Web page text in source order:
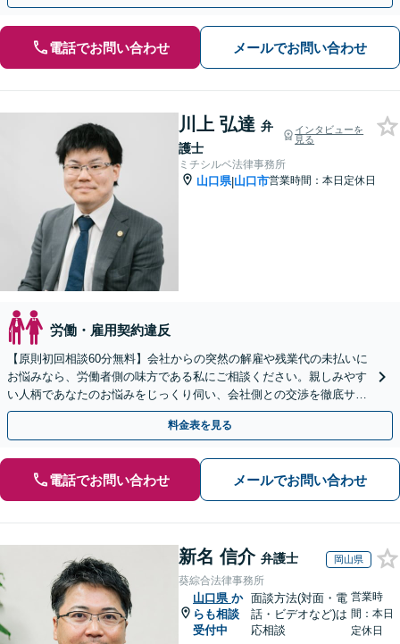
電話でお問い合わせ メールでお問い合わせ
川上 弘達 弁
護士
インタビューを
見る
ミチシルベ法律事務所
山口県|山口市営業時間：本日定休日
労働・雇用契約違反
【原則初回相談60分無料】会社からの突然の解雇や残業代の未払いに
お悩みなら、労働者側の味方である私にご相談ください。親しみやす
い人柄であなたのお悩みをじっくり伺い、会社側との交渉を徹底サポ
ートします。【web面談可能】
料金表を見る
電話でお問い合わせ メールでお問い合わせ
新名 信介 弁護士 岡山県
葵綜合法律事務所
山口県 か
らも相談
受付中
面談方法(対面・電
話・ビデオなど)は
応相談
営業時
間：本日
定休日